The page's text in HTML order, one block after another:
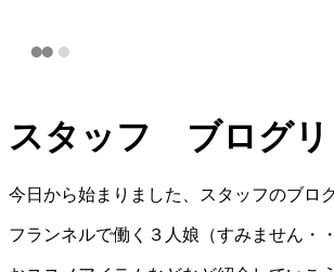
スタッフ ブログリ
今日から始まりました、スタッフのブロ
フランネルで働く３人娘（すみません・